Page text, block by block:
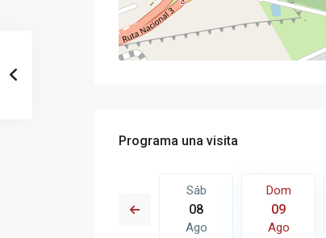
Programa una visita
Sáb
08
Ago
Dom
09
Ago